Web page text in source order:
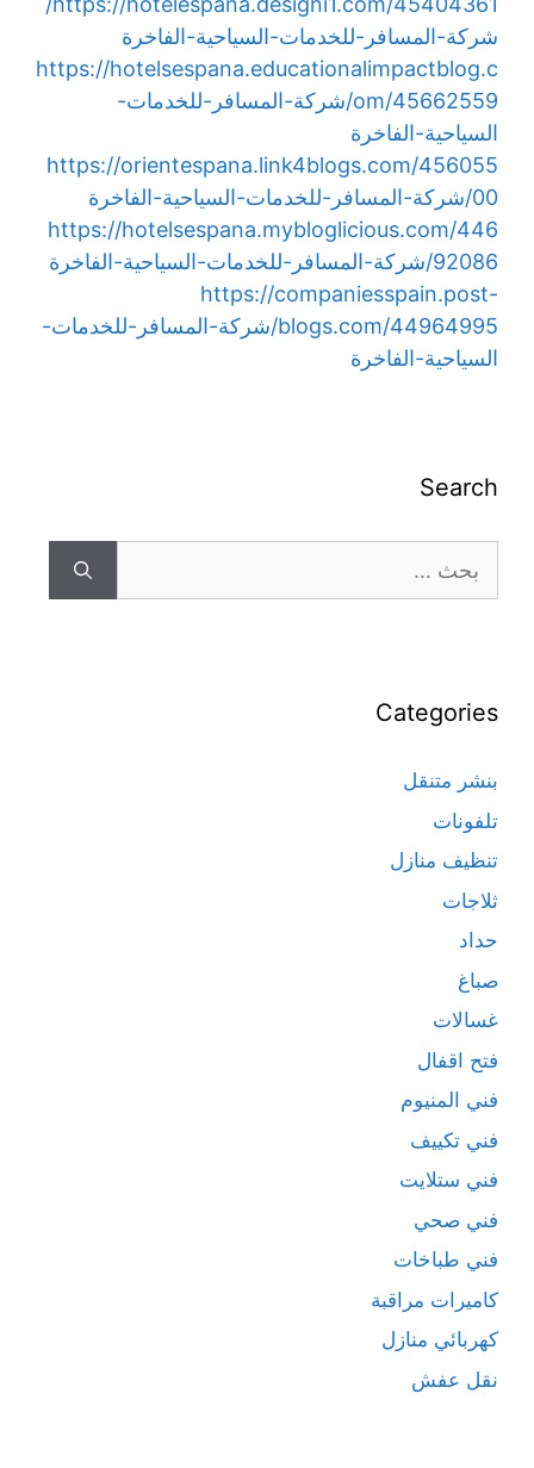
شركة-المسافر-للخدمات-السياحية-الفاخرة
https://hotelsespana.educationalimpactblog.c
om/45662559/شركة-المسافر-للخدمات-
السياحية-الفاخرة
https://orientespana.link4blogs.com/456055
00/شركة-المسافر-للخدمات-السياحية-الفاخرة
https://hotelsespana.mybloglicious.com/446
92086/شركة-المسافر-للخدمات-السياحية-الفاخرة
https://companiesspain.post-
blogs.com/44964995/شركة-المسافر-للخدمات-
السياحية-الفاخرة
Search
Categories
بنشر متنقل
تلفونات
تنظيف منازل
ثلاجات
حداد
صباغ
غسالات
فتح اقفال
فني المنيوم
فني تكييف
فني ستلايت
فني صحي
فني طباخات
كاميرات مراقبة
كهربائي منازل
نقل عفش